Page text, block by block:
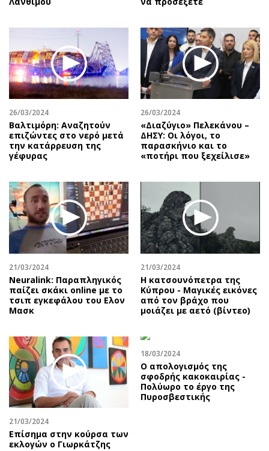
26/03/2024
Βαλτιμόρη: Αναζητούν
επιζώντες στο νερό μετά
την κατάρρευση της
γέφυρας
26/03/2024
«Διαζύγιο» Πελεκάνου –
ΔΗΣΥ: Οι λόγοι, το
παρασκήνιο και το
«ποτήρι που ξεχείλισε»
21/03/2024
Neuralink: Παραπληγικός
παίζει σκάκι online με το
τσιπ εγκεφάλου του Ελον
Μασκ
21/03/2024
Η κατσουνόπετρα της
Κύπρου - Μαγικές εικόνες
από τον βράχο που
μοιάζει με αετό (βίντεο)
21/03/2024
Επίσημα στην κούρσα των
εκλογών ο Γιωρκάτζης
18/03/2024
Ο απολογισμός της
σφοδρής κακοκαιρίας -
Πολύωρο το έργο της
Πυροσβεστικής